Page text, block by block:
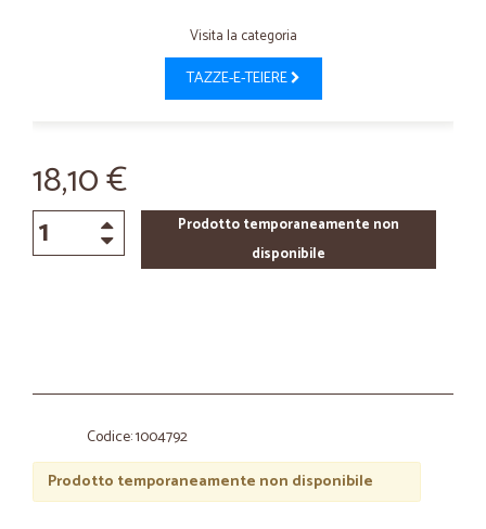
Visita la categoria
TAZZE-E-TEIERE
18,10 €
Prodotto temporaneamente non
disponibile
Codice: 1004792
Prodotto temporaneamente non disponibile